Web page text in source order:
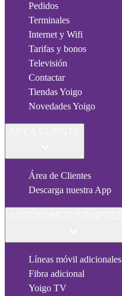
Pedidos
Terminales
Internet y Wifi
Tarifas y bonos
Televisión
Contactar
Tiendas Yoigo
Novedades Yoigo
Área de Clientes
Descarga nuestra App
Líneas móvil adicionales
Fibra adicional
Yoigo TV